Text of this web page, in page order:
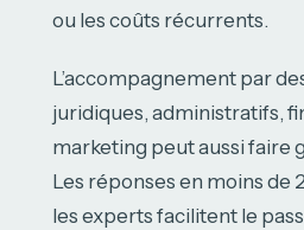
ou les coûts récurrents.
L’accompagnement par
juridiques, administratifs,
marketing peut aussi faire
Les réponses en moins de
les experts facilitent le